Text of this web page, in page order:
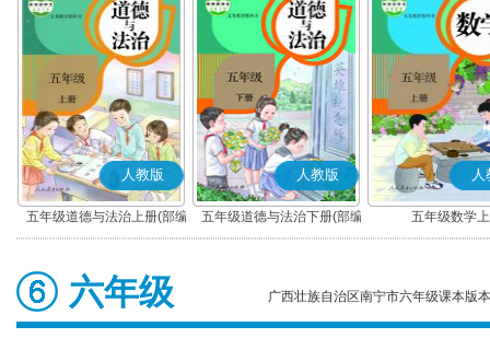
人教版
五年级道德与法治上册(部编
版)
人教版
五年级道德与法治下册(部编
版)
人
五年级数学
六年级 广西壮族自治区南宁市六年级课本版本